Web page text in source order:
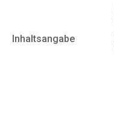
Inhaltsangabe